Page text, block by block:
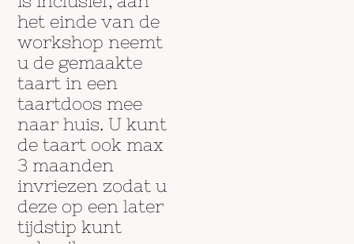
het einde van de
workshop neemt
u de gemaakte
taart in een
taartdoos mee
naar huis. U kunt
de taart ook max
3 maanden
invriezen zodat u
deze op een later
tijdstip kunt